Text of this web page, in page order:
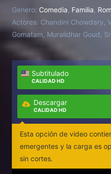
Genero: Comedia Familia
Actores: Chandini Chowdary,
Gomatam, Muralidhar Goud,
Subtitulado
CALIDAD HD
Descargar
CALIDAD HD
Esta opción de video
emergentes y la carga es
sin cortes.